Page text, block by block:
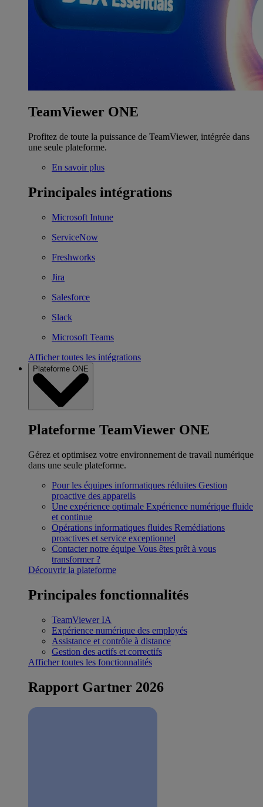
TeamViewer ONE
Profitez de toute la puissance de TeamViewer, intégrée dans
une seule plateforme.
En savoir plus
Principales intégrations
Microsoft Intune
ServiceNow
Freshworks
Jira
Salesforce
Slack
Microsoft Teams
Afficher toutes les intégrations
Plateforme ONE
Plateforme TeamViewer ONE
Gérez et optimisez votre environnement de travail numérique
dans une seule plateforme.
Pour les équipes informatiques réduites Gestion
proactive des appareils
Une expérience optimale Expérience numérique fluide
et continue
Opérations informatiques fluides Remédiations
proactives et service exceptionnel
Contacter notre équipe Vous êtes prêt à vous
transformer ?
Découvrir la plateforme
Principales fonctionnalités
TeamViewer IA
Expérience numérique des employés
Assistance et contrôle à distance
Gestion des actifs et correctifs
Afficher toutes les fonctionnalités
Rapport Gartner 2026